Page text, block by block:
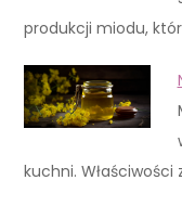
produkcji miodu,
kuchni.